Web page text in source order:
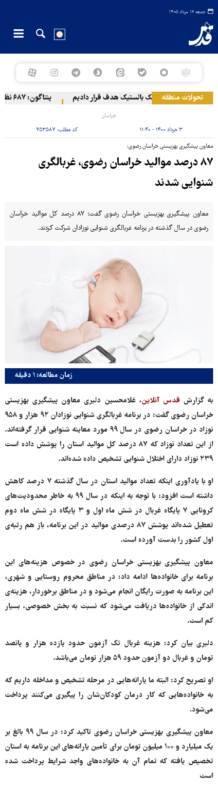
جمعه ۱۶ مرداد ۱۴۰۵
تحولات منطقه
را با موشک بالستیک هدف قرار دادیم پنتاگون: ۶۸۷ نظامی آمریکایی در درگیری با ایران زخمی شدند
خراسان
۳ خرداد ۱۴۰۰ - ۱۱:۴۰ کد مطلب: ۷۵۳۵۸۷
معاون پیشگیری بهزیستی خراسان رضوی:
۸۷ درصد موالید خراسان رضوی، غربالگری
شنوایی شدند
معاون پیشگیری بهزیستی خراسان رضوی گفت: ۸۷ درصد کل موالید خراسان
رضوی در سال گذشته در برنامه غربالگری شنوایی نوزادان شرکت کردند.
زمان مطالعه: ۱ دقیقه
به گزارش قدس آنلاین، غلامحسین دلبری معاون پیشگیری بهزیستی
خراسان رضوی گفت: در برنامه غربالگری شنوایی نوزادان ۹۲ هزار و ۹۵۸
نوزاد در خراسان رضوی در سال ۹۹ مورد معاینه شنوایی قرار گرفته‌اند.
از این تعداد نوزاد که ۸۷ درصد کل موالید استان را پوشش داده است
۲۳۹ نوزاد دارای اختلال شنوایی تشخیص داده شده‌اند.
او با یادآوری اینکه تعداد موالید استان در سال گذشته ۷ درصد کاهش
داشته است افزود: با توجه به اینکه در سال ۹۹ به خاطر محدودیت‌های
کرونایی ۷ پایگاه غربال در شش ماه اول و ۳ پایگاه در شش ماه دوم
تعطیل شده‌اند پوشش ۸۷ درصدی موالید در این برنامه، باز هم رتبه‌ی
اول کشور را بدست آورده است.
معاون پیشگیری بهزیستی خراسان رضوی در خصوص هزینه‌های این
برنامه برای خانواده‌ها ادامه داد: در مناطق محروم روستایی و شهری،
این برنامه به صورت رایگان انجام می‌شود و در مناطق برخوردار، هزینه‌ی
اندکی از خانواده‌ها دریافت می‌شود که نسبت به بخش خصوصی، بسیار
کم است.
دلبری بیان کرد: هزینه غربال تک آزمون حدود یازده هزار و پانصد
تومان و غربال دو آزمون حدود ۵۹ هزار تومان می‌باشد.
او تصریح کرد: البته ما یارانه‌هایی در مرحله تشخیص و مداخله داریم که
به خانواده‌هایی که کار درمان کودکان‌شان را پیگیری می‌کنند پرداخت
می‌شود.
معاون پیشگیری بهزیستی خراسان رضوی تاکید کرد: در سال ۹۹ بالغ بر
یک میلیارد و ۱۰۰ میلیون تومان برای تأمین یارانه‌های این برنامه به استان
تخصیص یافته که تمام آن به خانواده‌های واجد شرایط پرداخت شده
است